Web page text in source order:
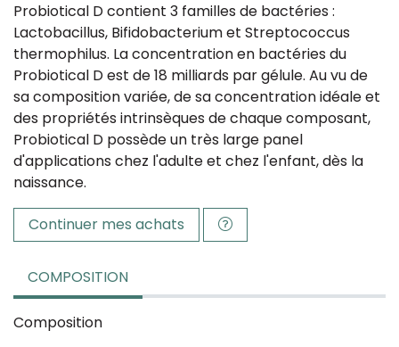
Probiotical D contient 3 familles de bactéries :
Lactobacillus, Bifidobacterium et Streptococcus
thermophilus. La concentration en bactéries du
Probiotical D est de 18 milliards par gélule. Au vu de
sa composition variée, de sa concentration idéale et
des propriétés intrinsèques de chaque composant,
Probiotical D possède un très large panel
d'applications chez l'adulte et chez l'enfant, dès la
naissance.
Continuer mes achats
COMPOSITION
Composition